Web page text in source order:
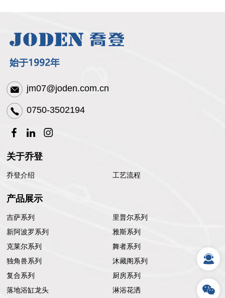
jm07@joden.com.cn
0750-3502194
关于乔登
乔登介绍 工艺流程
产品展示
吉萨系列
里普尔系列
新阿波罗系列
雅斯系列
克莱尔系列
舞者系列
独角兽系列
沐藏阁系列
复合系列
厨房系列
落地浴缸龙头
淋浴花洒